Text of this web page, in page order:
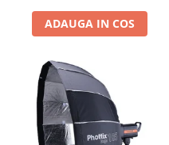
ADAUGA IN COS